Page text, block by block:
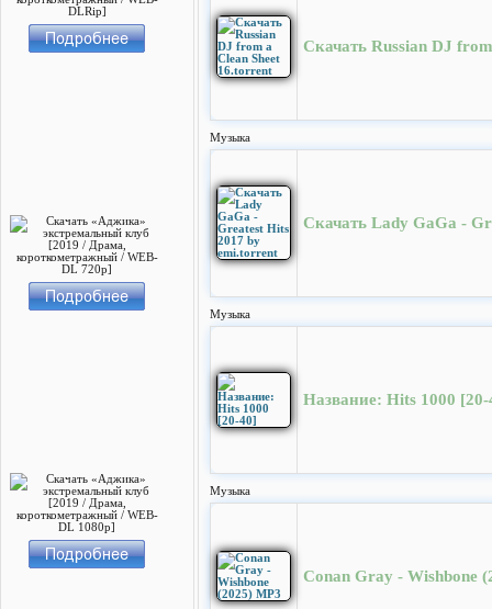
Скачать Russian DJ
Музыка
Скачать Lady GaGa -
Музыка
Название: Hits 1000 [20-
Музыка
Conan Gray - Wishbone